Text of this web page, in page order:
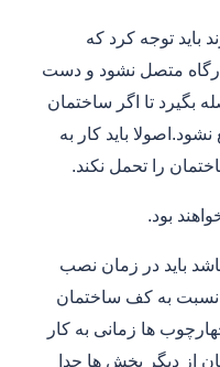
باید توجه کرد که
متصل نشود و دست
آن فاصله بگیرد تا اگر ساختمان
باید کار به
را تحمل نکند.
بود.
باید در زمان نصب
نسبت به کف ساختمان
چهارچوب ها زمانی به کار
از دیگر بخش ها جدا